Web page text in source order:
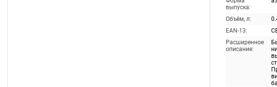
выпуска:
Объём, л:
EAN-13:
Расширенное
описание: